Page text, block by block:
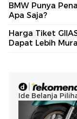
BMW Punya
Apa Saja?
Harga Tiket
Dapat Lebih